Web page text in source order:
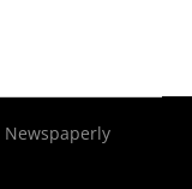
Newspaperly